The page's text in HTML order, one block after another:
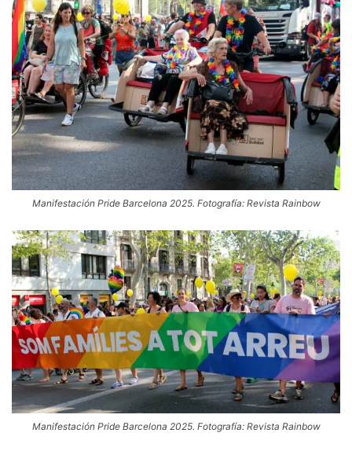
Manifestación Pride Barcelona 2025. Fotografía: Revista Rainbow
Manifestación Pride Barcelona 2025. Fotografía: Revista Rainbow